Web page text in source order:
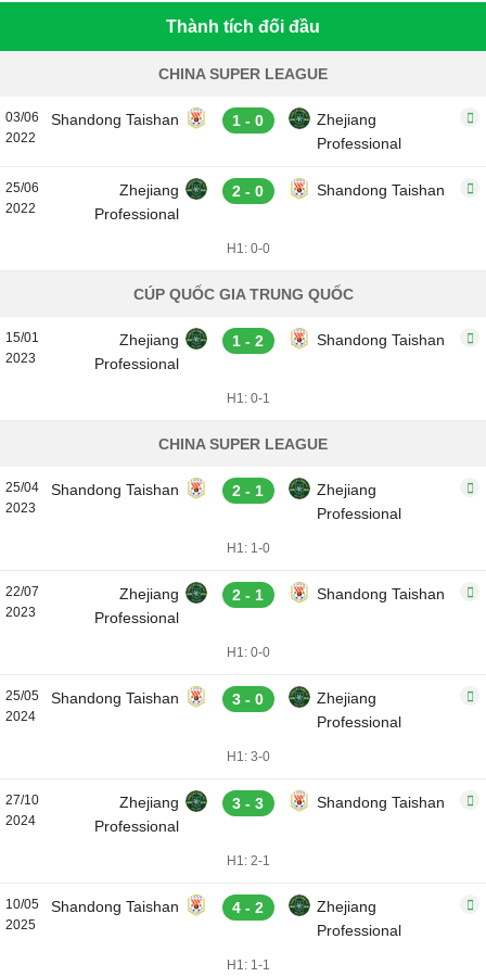
Thành tích đối đầu
CHINA SUPER LEAGUE
03/06
2022
Shandong Taishan 1 - 0
Zhejiang
Professional
25/06
2022
Zhejiang
Professional
2 - 0 Shandong Taishan
H1: 0-0
CÚP QUỐC GIA TRUNG QUỐC
15/01
2023
Zhejiang
Professional
1 - 2 Shandong Taishan
H1: 0-1
CHINA SUPER LEAGUE
25/04
2023
Shandong Taishan 2 - 1
Zhejiang
Professional
H1: 1-0
22/07
2023
Zhejiang
Professional
2 - 1 Shandong Taishan
H1: 0-0
25/05
2024
Shandong Taishan 3 - 0
Zhejiang
Professional
H1: 3-0
27/10
2024
Zhejiang
Professional
3 - 3 Shandong Taishan
H1: 2-1
10/05
2025
Shandong Taishan 4 - 2
Zhejiang
Professional
H1: 1-1